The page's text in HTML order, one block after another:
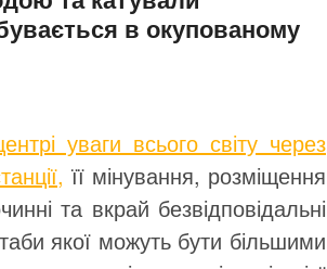
в окупованому
уваги всього світу через
її мінування, розміщення
та вкрай безвідповідальні
якої можуть бути більшими